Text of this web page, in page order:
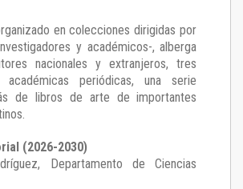
en colecciones dirigidas por
y académicos-, alberga
nacionales y extranjeros, tres
académicas periódicas, una serie
de libros de arte de importantes
(2026-2030)
, Departamento de Ciencias